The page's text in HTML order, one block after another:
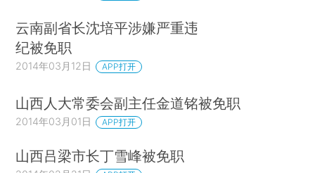
云南副省长沈培平涉嫌严重违
纪被免职
2014年03月12日 APP打开
山西人大常委会副主任金道铭被免职
2014年03月01日 APP打开
山西吕梁市长丁雪峰被免职